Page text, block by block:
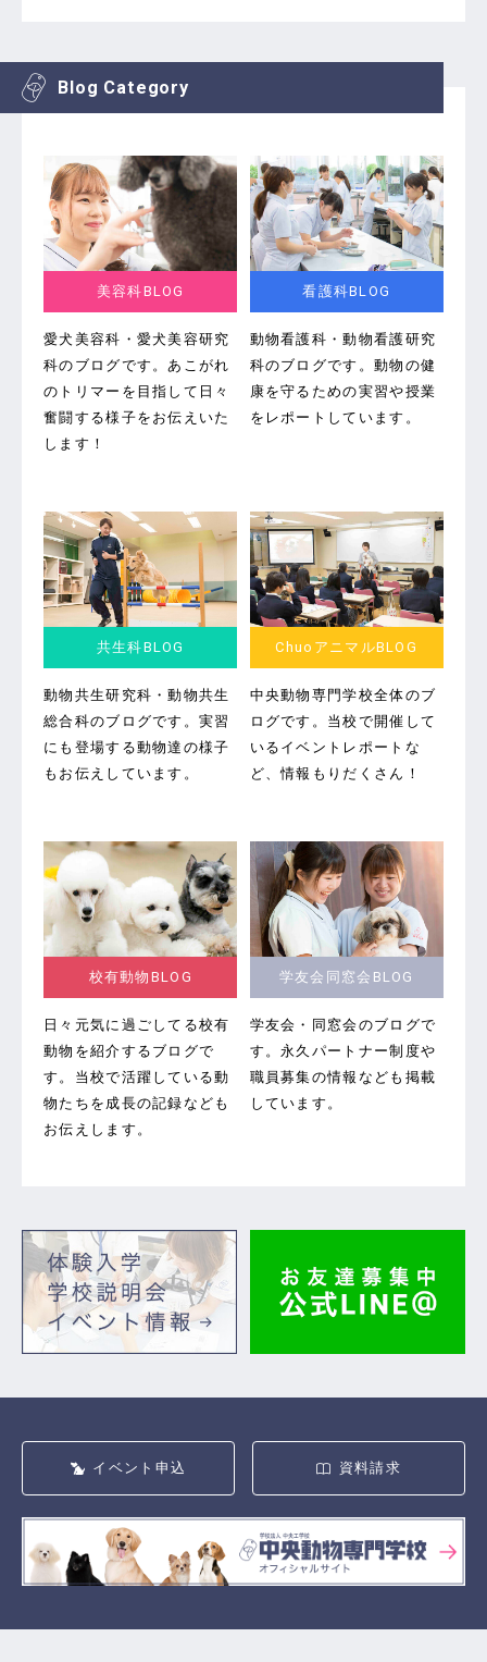
Blog Category
美容科BLOG
愛犬美容科・愛犬美容研究
科のブログです。あこがれ
のトリマーを目指して日々
奮闘する様子をお伝えいた
します！
看護科BLOG
動物看護科・動物看護研究
科のブログです。 動物の健
康を守るための実習や授業
をレポートしています。
共生科BLOG
動物共生研究科・動物共生
総合科のブログです。 実習
にも登場する動物達の様子
もお伝えしています。
ChuoアニマルBLOG
中央動物専門学校全体のブ
ログです。 当校で開催して
いるイベントレポートな
ど、情報もりだくさん！
校有動物BLOG
日々元気に過ごしてる校有
動物を紹介するブログで
す。当校で活躍している動
物たちを成長の記録なども
お伝えします。
学友会同窓会BLOG
学友会・同窓会のブログで
す。永久パートナー制度や
職員募集の情報なども掲載
しています。
イベント申込 資料請求